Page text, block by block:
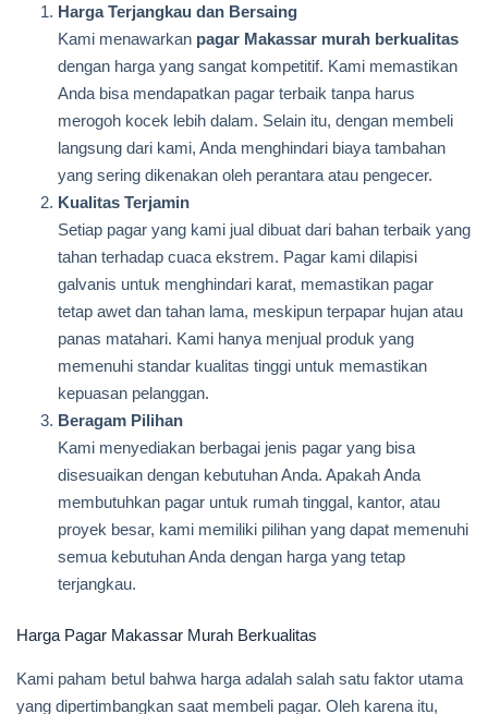
Harga Terjangkau dan Bersaing
Kami menawarkan pagar Makassar murah berkualitas
dengan harga yang sangat kompetitif. Kami memastikan
Anda bisa mendapatkan pagar terbaik tanpa harus
merogoh kocek lebih dalam. Selain itu, dengan membeli
langsung dari kami, Anda menghindari biaya tambahan
yang sering dikenakan oleh perantara atau pengecer.
Kualitas Terjamin
Setiap pagar yang kami jual dibuat dari bahan terbaik yang
tahan terhadap cuaca ekstrem. Pagar kami dilapisi
galvanis untuk menghindari karat, memastikan pagar
tetap awet dan tahan lama, meskipun terpapar hujan atau
panas matahari. Kami hanya menjual produk yang
memenuhi standar kualitas tinggi untuk memastikan
kepuasan pelanggan.
Beragam Pilihan
Kami menyediakan berbagai jenis pagar yang bisa
disesuaikan dengan kebutuhan Anda. Apakah Anda
membutuhkan pagar untuk rumah tinggal, kantor, atau
proyek besar, kami memiliki pilihan yang dapat memenuhi
semua kebutuhan Anda dengan harga yang tetap
terjangkau.
Harga Pagar Makassar Murah Berkualitas
Kami paham betul bahwa harga adalah salah satu faktor utama
yang dipertimbangkan saat membeli pagar. Oleh karena itu,